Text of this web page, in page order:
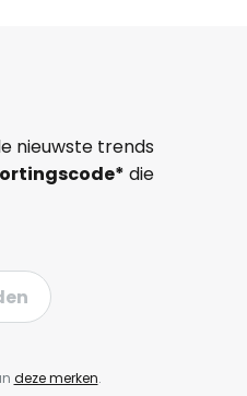
nieuwste trends
die
deze merken.